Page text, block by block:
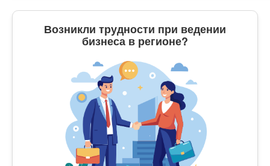
Возникли трудности при ведении
бизнеса в регионе?